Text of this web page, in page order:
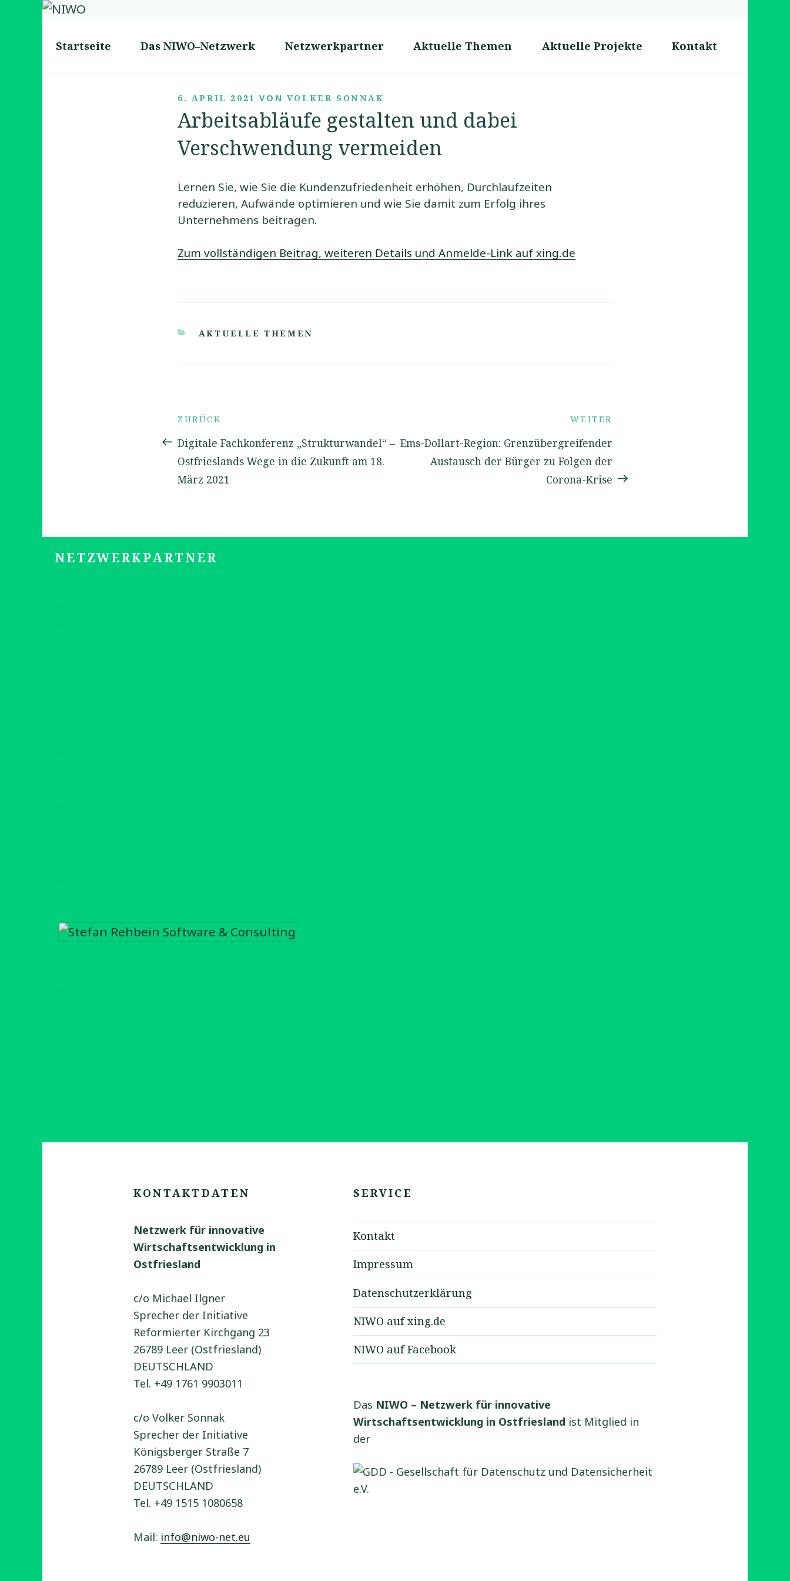
Zum
springen
NIWO
Netzwerk f�r innovative Wirtschaftsentwicklung in Ostfriesland
Startseite Das NIWO–Netzwerk Netzwerkpartner Aktuelle Themen Aktuelle Projekte Kontakt
VERÖFFENTLICHT
6. APRIL 2021 VON VOLKER SONNAK
Arbeitsabläufe gestalten und dabei
Verschwendung vermeiden
Lernen Sie, wie Sie die Kundenzufriedenheit erhöhen, Durchlaufzeiten
reduzieren, Aufwände optimieren und wie Sie damit zum Erfolg ihres
Unternehmens beitragen.
Zum vollständigen Beitrag, weiteren Details und Anmelde-Link auf xing.de
KATEGORIEN
AKTUELLE THEMEN
Beitrags-
Vorheriger
Beitrag
ZURÜCK
Digitale Fachkonferenz „Strukturwandel“ –
Ostfrieslands Wege in die Zukunft am 18.
März 2021
WEITER
Ems-Dollart-Region: Grenzübergreifender
Austausch der Bürger zu Folgen der
Corona-Krise
NETZWERKPARTNER
KONTAKTDATEN
Netzwerk für innovative
Wirtschaftsentwicklung in
Ostfriesland
c/o Michael Ilgner
Sprecher der Initiative
Reformierter Kirchgang 23
26789 Leer (Ostfriesland)
DEUTSCHLAND
Tel. +49 1761 9903011
c/o Volker Sonnak
Sprecher der Initiative
Königsberger Straße 7
26789 Leer (Ostfriesland)
DEUTSCHLAND
Tel. +49 1515 1080658
Mail: info@niwo-net.eu
SERVICE
Kontakt
Impressum
Datenschutzerklärung
NIWO auf xing.de
NIWO auf Facebook
Das NIWO – Netzwerk für innovative
Wirtschaftsentwicklung in Ostfriesland ist Mitglied in
der